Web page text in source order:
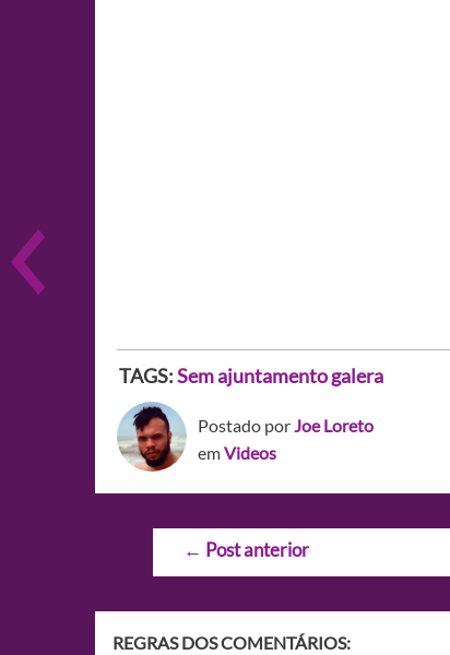
TAGS:Sem ajuntamento galera
Postado porJoe Loreto
emVideos
Navegação
← Post anterior
REGRAS DOS COMENTÁRIOS: